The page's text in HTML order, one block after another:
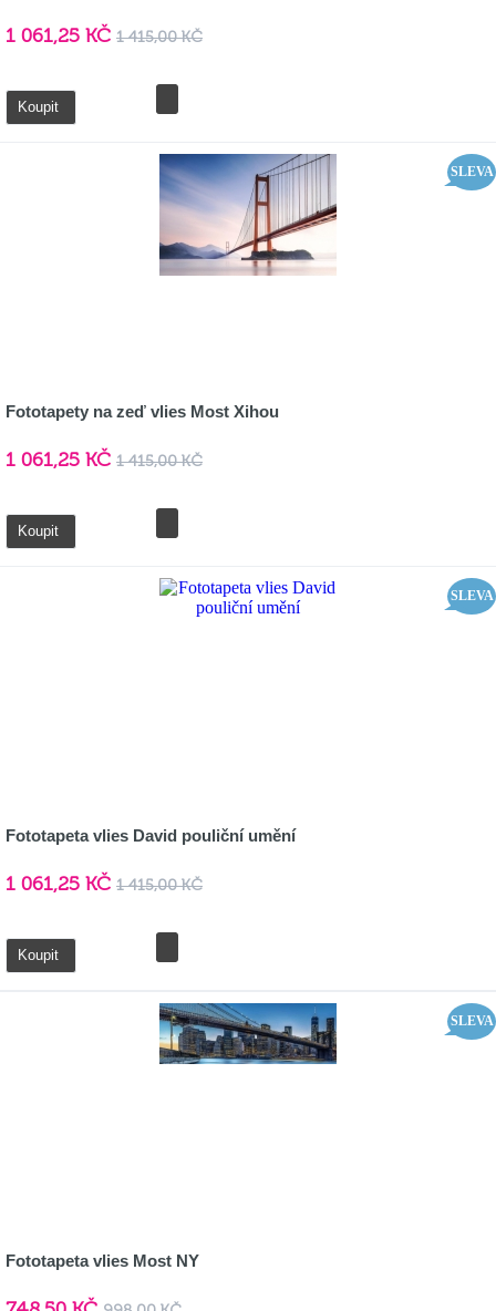
1 061,25 KČ 1 415,00 KČ
Koupit
SLEVA
Fototapety na zeď vlies Most Xihou
1 061,25 KČ 1 415,00 KČ
Koupit
SLEVA
Fototapeta vlies David pouliční umění
1 061,25 KČ 1 415,00 KČ
Koupit
SLEVA
Fototapeta vlies Most NY